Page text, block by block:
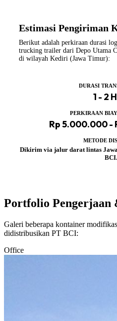
Estimasi Pengiriman
Berikut adalah perkiraan durasi
trucking trailer dari Depo Utama
di wilayah Kediri (Jawa Timur):
DURASI
1 - 2
PERKIRAAN
Rp 5.000.000 -
METODE
Dikirim via jalur darat lintas
BCI.
Portfolio
Galeri beberapa kontainer
didistribusikan PT BCI:
Office